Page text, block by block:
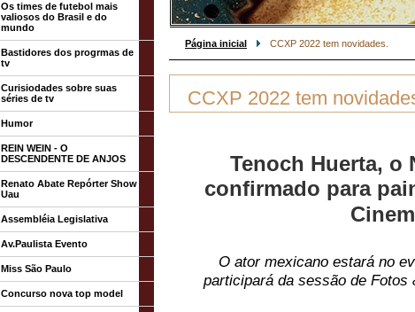
Página inicial CCXP 2022 tem novidades.
CCXP 2022 tem
Tenoch Huerta, o
confirmado para
O ator mexicano estará no
participará da sessão de Fotos
Os times de futebol mais
valiosos do Brasil e do
mundo
Bastidores dos progrmas de
tv
Curisiodades sobre suas
séries de tv
Humor
REIN WEIN - O
DESCENDENTE DE ANJOS
Renato Abate Repórter Show
Uau
Assembléia Legislativa
Av.Paulista Evento
Miss São Paulo
Concurso nova top model